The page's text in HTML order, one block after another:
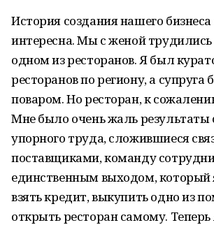
История создания нашего бизнеса
интересна. Мы с женой
одном из ресторанов. Я был
ресторанов по региону, а
поваром. Но ресторан, к
Мне было очень жаль результаты
упорного труда, сложившиеся
поставщиками, команду
единственным выходом, который
взять кредит, выкупить одно из
открыть ресторан самому. Теперь